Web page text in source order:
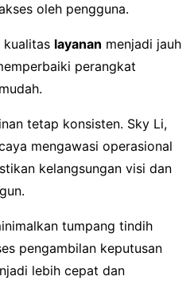
oleh pengguna.
kualitas layanan menjadi jauh
perangkat
tetap konsisten. Sky Li,
mengawasi operasional
kelangsungan visi dan
tumpang tindih
pengambilan keputusan
lebih cepat dan